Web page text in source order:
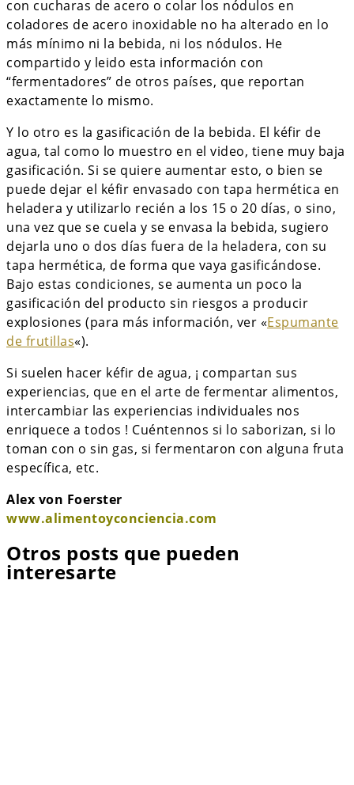
con cucharas de acero o colar los nódulos en
coladores de acero inoxidable no ha alterado en lo
más mínimo ni la bebida, ni los nódulos. He
compartido y leido esta información con
“fermentadores” de otros países, que reportan
exactamente lo mismo.
Y lo otro es la gasificación de la bebida. El kéfir de
agua, tal como lo muestro en el video, tiene muy baja
gasificación. Si se quiere aumentar esto, o bien se
puede dejar el kéfir envasado con tapa hermética en
heladera y utilizarlo recién a los 15 o 20 días, o sino,
una vez que se cuela y se envasa la bebida, sugiero
dejarla uno o dos días fuera de la heladera, con su
tapa hermética, de forma que vaya gasificándose.
Bajo estas condiciones, se aumenta un poco la
gasificación del producto sin riesgos a producir
explosiones (para más información, ver «Espumante
de frutillas«).
Si suelen hacer kéfir de agua, ¡ compartan sus
experiencias, que en el arte de fermentar alimentos,
intercambiar las experiencias individuales nos
enriquece a todos ! Cuéntennos si lo saborizan, si lo
toman con o sin gas, si fermentaron con alguna fruta
específica, etc.
Alex von Foerster
www.alimentoyconciencia.com
Otros posts que pueden
interesarte